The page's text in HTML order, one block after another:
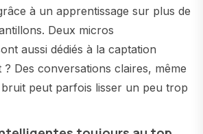
à un apprentissage sur plus de
Deux micros
aussi dédiés à la captation
Des conversations claires, même
peut parfois lisser un peu trop